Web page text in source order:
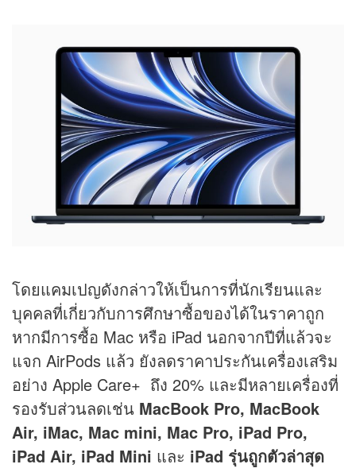
โดยแคมเปญดังกล่าวให้เป็นการที่นักเรียนและ
บุคคลที่เกี่ยวกับการศึกษาซื้อของได้ในราคาถูก
หากมีการซื้อ Mac หรือ iPad นอกจากปีที่แล้วจะ
แจก AirPods แล้ว ยังลดราคาประกันเครื่องเสริม
อย่าง Apple Care+ ถึง 20% และมีหลายเครื่องที่
รองรับส่วนลดเช่น MacBook Pro, MacBook
Air, iMac, Mac mini, Mac Pro, iPad Pro,
iPad Air, iPad Mini และ iPad รุ่นถูกตัวล่าสุด